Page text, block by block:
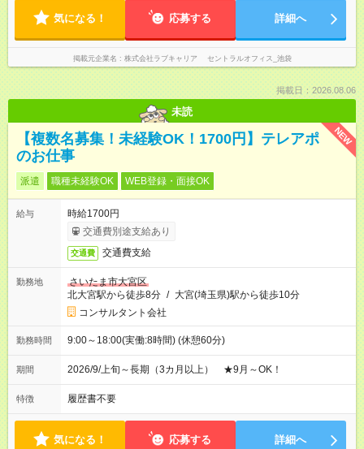
気になる！ 応募する 詳細へ
掲載元企業名 株式会社ラブキャリア セントラルオフィス_池袋
掲載日：2026.08.06
未読
NEW
【複数名募集！未経験OK！1700円】テレアポ
のお仕事
派遣 職種未経験OK WEB登録・面接OK
給与
時給1700円
交通費別途支給あり
交通費 交通費支給
勤務地
さいたま市大宮区
北大宮駅から徒歩8分 / 大宮(埼玉県)駅から徒歩10分
コンサルタント会社
勤務時間 9:00～18:00(実働:8時間) (休憩60分)
期間 2026/9/上旬～長期（3カ月以上） ★9月～OK！
特徴 履歴書不要
気になる！ 応募する 詳細へ